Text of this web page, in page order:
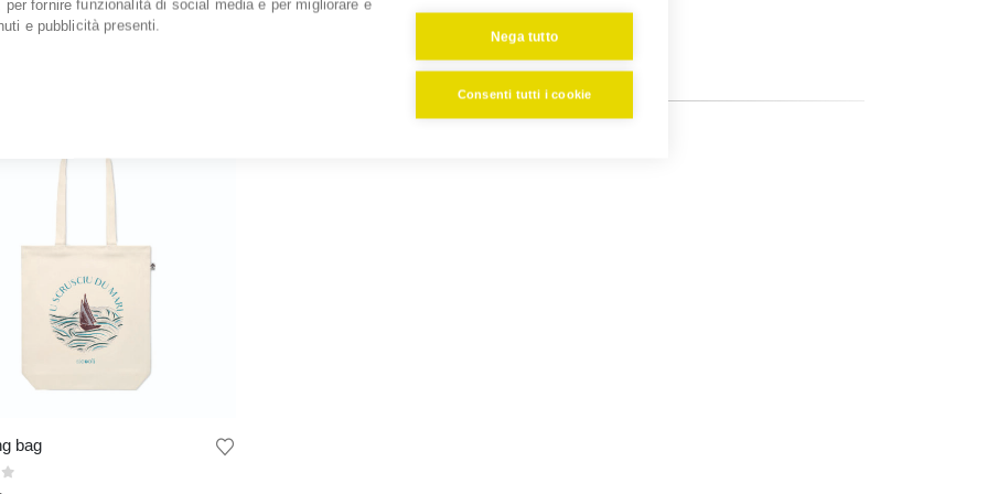
la propria famiglia. Terrone è chi si sacrifica e chi lavora.
bag
fornire funzionalità di social media e per migliorare e
e pubblicità presenti.
Nega tutto
Consenti tutti i cookie